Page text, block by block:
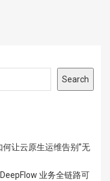
Search
让云原生运维告别”无
业务全链路可